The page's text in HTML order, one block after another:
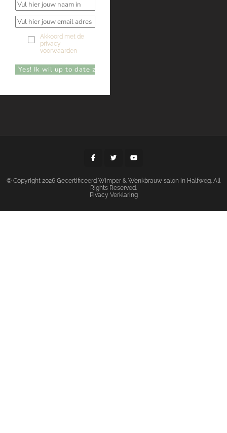
Akkoord met de
privacy
voorwaarden
© Copyright 2026 Gecertificeerd Wimper & Wenkbrauw salon in Halfweg. All
Rights Reserved.
Pivacy Verklaring